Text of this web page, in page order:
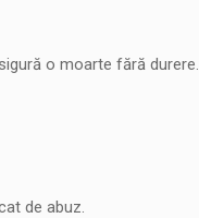
o moarte fără durere.
de abuz.